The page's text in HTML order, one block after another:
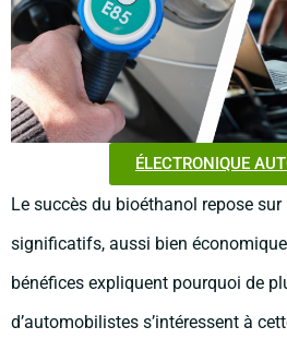
ÉLECTRONIQUE
Le succès du bioéthanol repose
significatifs, aussi bien
bénéfices expliquent pourquoi de
d’automobilistes s’intéressent à